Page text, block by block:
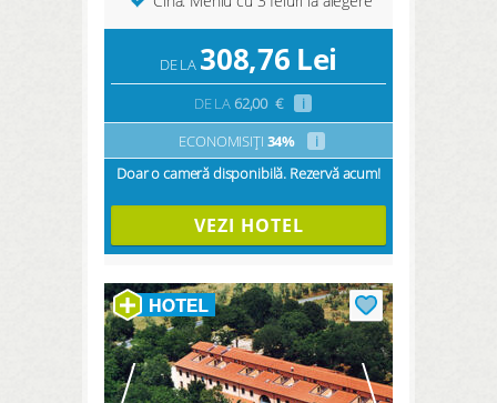
DE LA 308,76 Lei
DE LA62,00 €
i
ECONOMISIȚI 34%
i
Doar o cameră disponibilă. Rezervă acum!
VEZI HOTEL